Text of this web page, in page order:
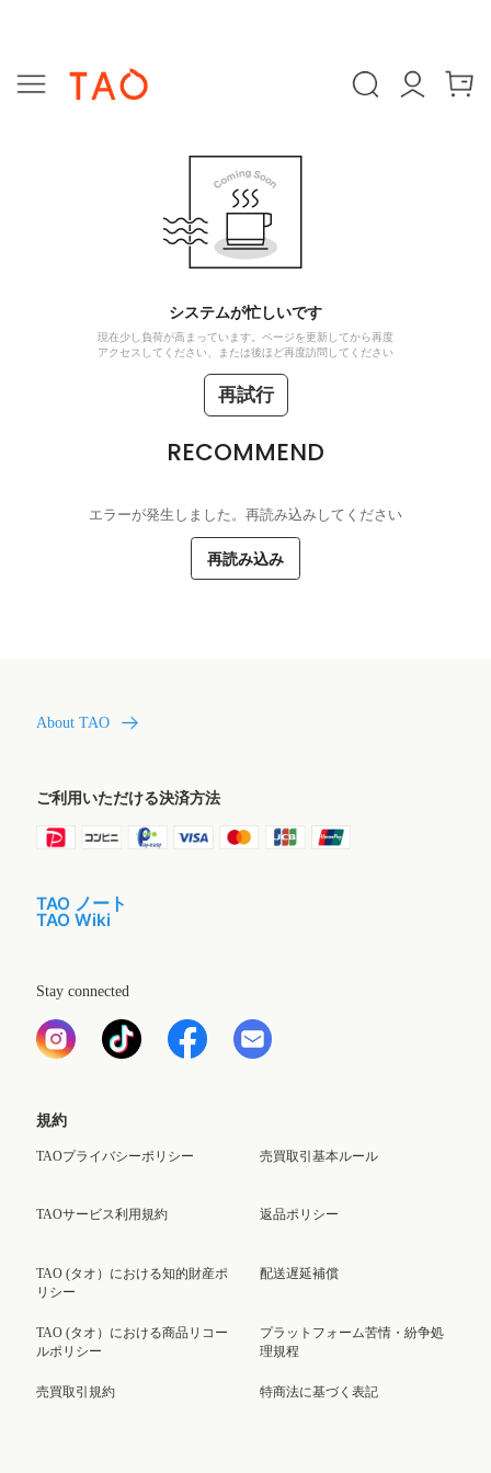
システムが忙しいです
現在少し負荷が高まっています。ページを更新してから再度
アクセスしてください、または後ほど再度訪問してください
再試行
RECOMMEND
エラーが発生しました。再読み込みしてください
再読み込み
About TAO
ご利用いただける決済方法
TAO ノート
TAO Wiki
Stay connected
規約
TAOプライバシーポリシー
TAOサービス利用規約
TAO (タオ）における知的財産ポ
リシー
TAO (タオ）における商品リコー
ルポリシー
売買取引規約
売買取引基本ルール
返品ポリシー
配送遅延補償
プラットフォーム苦情・紛争処
理規程
特商法に基づく表記